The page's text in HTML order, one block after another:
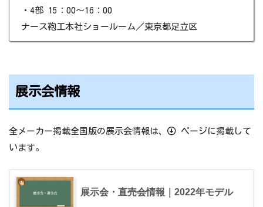
・4部 15：00～16：00
ナース鞄工本社ショールーム／東京都足立区
展示会情報
全メーカー掲載全国版の展示会情報は、
ページに掲載して
います。
展示会・直売会情報｜2022年モデル